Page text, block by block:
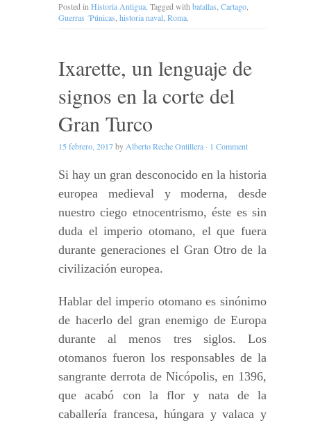
Posted in Historia Antigua. Tagged with batallas Cartago
Guerras ´Púnicas historia naval Roma.
Ixarette, un lenguaje de
signos en la corte del
Gran Turco
15 febrero, 2017by Alberto Reche Ontillera · 1 Comment
Si hay un gran desconocido en la historia
europea medieval y moderna, desde
nuestro ciego etnocentrismo, éste es sin
duda el imperio otomano, el que fuera
durante generaciones el Gran Otro de la
civilización europea.
Hablar del imperio otomano es sinónimo
de hacerlo del gran enemigo de Europa
durante al menos tres siglos. Los
otomanos fueron los responsables de la
sangrante derrota de Nicópolis, en 1396,
que acabó con la flor y nata de la
caballería francesa, húngara y valaca y